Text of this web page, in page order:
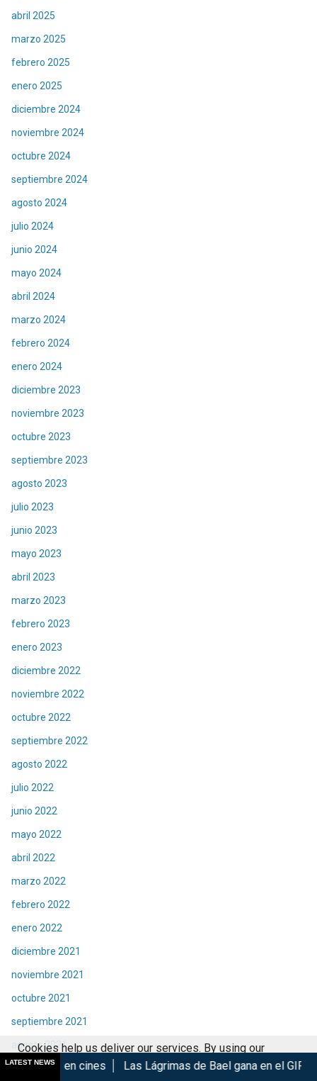
abril 2025
marzo 2025
febrero 2025
enero 2025
diciembre 2024
noviembre 2024
octubre 2024
septiembre 2024
agosto 2024
julio 2024
junio 2024
mayo 2024
abril 2024
marzo 2024
febrero 2024
enero 2024
diciembre 2023
noviembre 2023
octubre 2023
septiembre 2023
agosto 2023
julio 2023
junio 2023
mayo 2023
abril 2023
marzo 2023
febrero 2023
enero 2023
diciembre 2022
noviembre 2022
octubre 2022
septiembre 2022
agosto 2022
julio 2022
junio 2022
mayo 2022
abril 2022
marzo 2022
febrero 2022
enero 2022
diciembre 2021
noviembre 2021
octubre 2021
septiembre 2021
agosto 2021
julio 2021
LATEST NEWSLas Lágrimas de Bael gana en el GIFF 2026 Madoka
Cookies help us deliver our services. By using our
services, you agree to our use of cookies.
Got it